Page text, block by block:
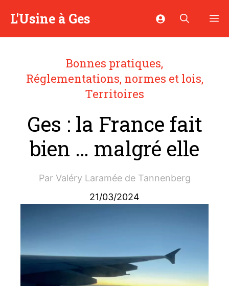
L'Usine à Ges
Bonnes pratiques,
Réglementations, normes et lois,
Territoires
Ges : la France fait
bien … malgré elle
Par Valéry Laramée de Tannenberg
21/03/2024